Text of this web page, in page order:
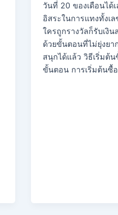
วันที่ 20 ของเดือนได้
อิสระในการแทงทั้งเ
ใครถูกรางวัลก็รับเงิ
ด้วยขั้นตอนที่ไม่ยุ่งยา
สนุกได้แล้ว วิธีเริ่มต้น
ขั้นตอน การเริ่มต้นซื้